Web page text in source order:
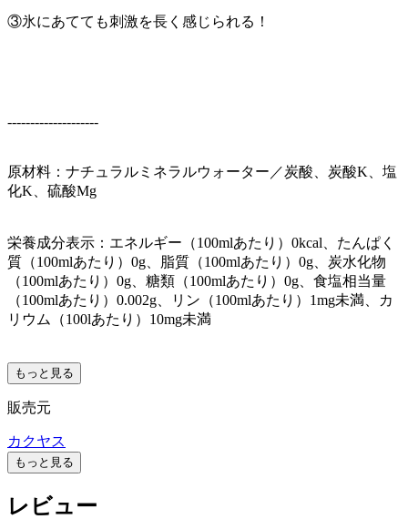
③氷にあてても刺激を長く感じられる！
--------------------
原材料：ナチュラルミネラルウォーター／炭酸、炭酸K、塩
化K、硫酸Mg
栄養成分表示：エネルギー（100mlあたり）0kcal、たんぱく
質（100mlあたり）0g、脂質（100mlあたり）0g、炭水化物
（100mlあたり）0g、糖類（100mlあたり）0g、食塩相当量
（100mlあたり）0.002g、リン（100mlあたり）1mg未満、カ
リウム（100lあたり）10mg未満
もっと見る
販売元
カクヤス
もっと見る
レビュー